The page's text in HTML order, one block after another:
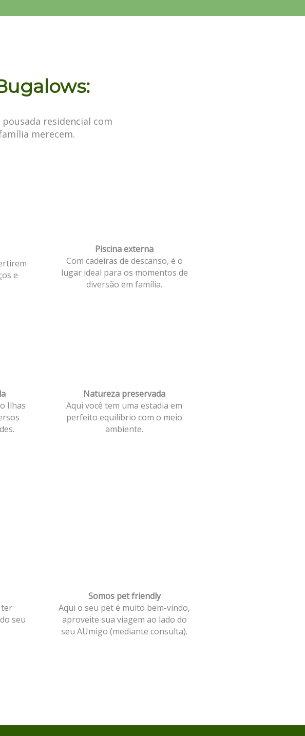
residencial com
merecem.
e
Piscina externa
Com cadeiras de descanso, é o
lugar ideal para os momentos de
diversão em família.
Ilhas
Natureza preservada
Aqui você tem uma estadia em
perfeito equilíbrio com o meio
ambiente.
ter
seu
Somos pet friendly
Aqui o seu pet é muito bem-vindo,
aproveite sua viagem ao lado do
seu AUmigo (mediante consulta).